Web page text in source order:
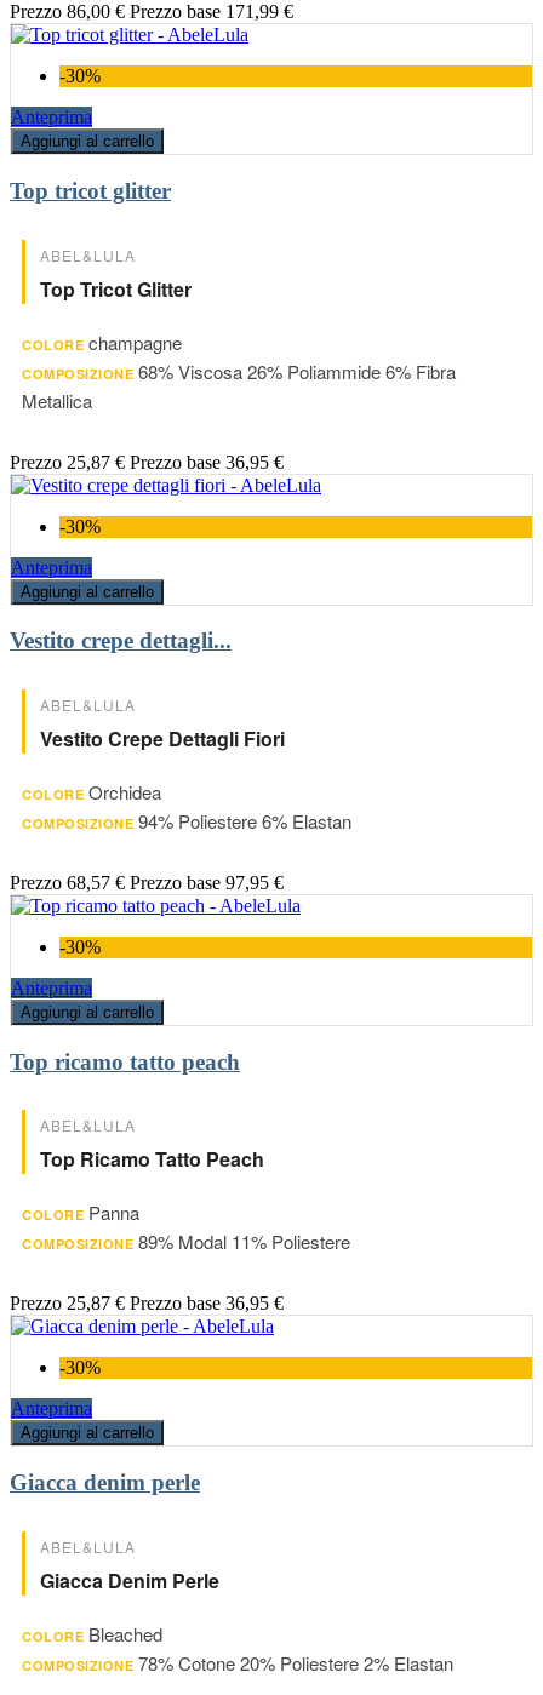
Prezzo 86,00 € Prezzo base 171,99 €
-30%
Anteprima
Aggiungi al carrello
Top tricot glitter
ABEL&LULA
Top Tricot Glitter
COLORE champagne
COMPOSIZIONE 68% Viscosa 26% Poliammide 6% Fibra
Metallica
Prezzo 25,87 € Prezzo base 36,95 €
-30%
Anteprima
Aggiungi al carrello
Vestito crepe dettagli...
ABEL&LULA
Vestito Crepe Dettagli Fiori
COLORE Orchidea
COMPOSIZIONE 94% Poliestere 6% Elastan
Prezzo 68,57 € Prezzo base 97,95 €
-30%
Anteprima
Aggiungi al carrello
Top ricamo tatto peach
ABEL&LULA
Top Ricamo Tatto Peach
COLORE Panna
COMPOSIZIONE 89% Modal 11% Poliestere
Prezzo 25,87 € Prezzo base 36,95 €
-30%
Anteprima
Aggiungi al carrello
Giacca denim perle
ABEL&LULA
Giacca Denim Perle
COLORE Bleached
COMPOSIZIONE 78% Cotone 20% Poliestere 2% Elastan